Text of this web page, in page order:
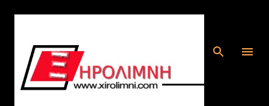
Μετάβαση στο κύριο περιεχόμενο